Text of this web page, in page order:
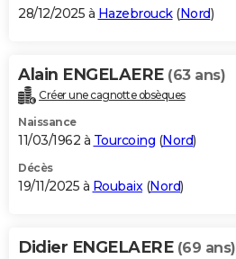
28/12/2025 à Hazebrouck(Nord)
Alain ENGELAERE (63 ans)
Créer une cagnotte obsèques
Naissance
11/03/1962 à Tourcoing (Nord)
Décès
19/11/2025 à Roubaix(Nord)
Didier ENGELAERE (69 ans)